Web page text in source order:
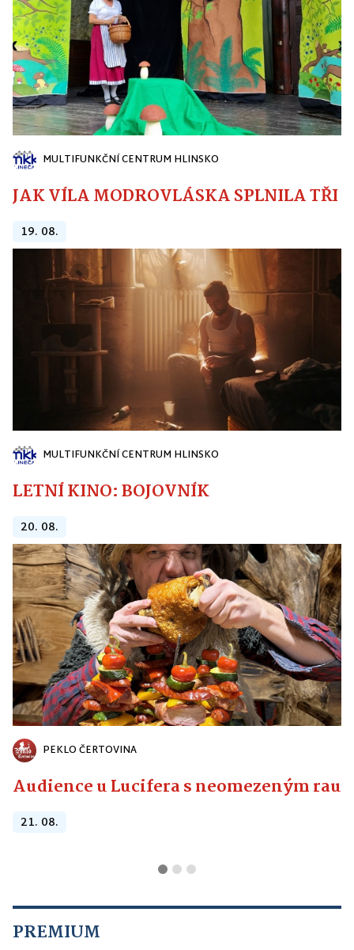
MULTIFUNKČNÍ CENTRUM HLINSKO
JAK VÍLA MODROVLÁSKA SPLNILA
19. 08.
MULTIFUNKČNÍ CENTRUM HLINSKO
LETNÍ KINO: BOJOVNÍK
20. 08.
PEKLO ČERTOVINA
Audience u Lucifera s neomezeným
21. 08.
PREMIUM